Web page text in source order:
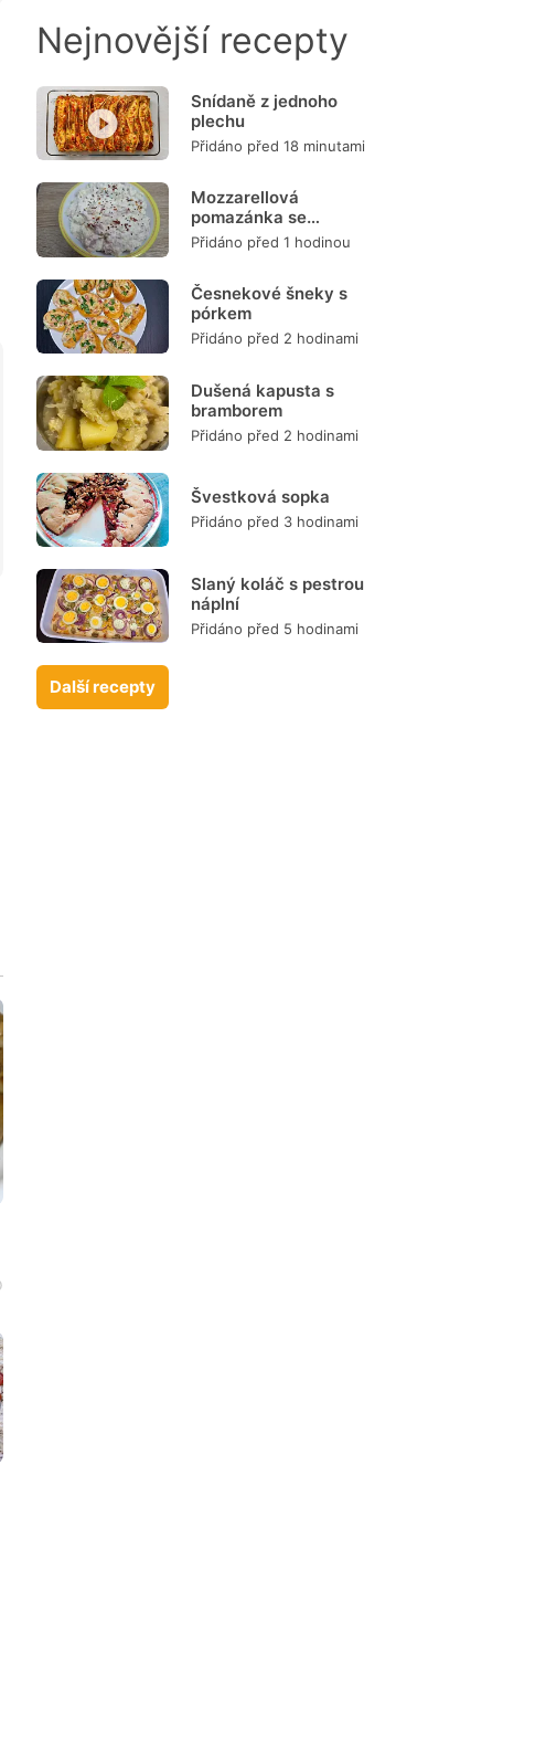
hodnocen
Nejnovější recepty
Snídaně z jednoho
plechu
Přidáno před 18 minutami
Mozzarellová
pomazánka se
šunkou
Přidáno před 1 hodinou
Česnekové šneky s
pórkem
Přidáno před 2 hodinami
Dušená kapusta s
bramborem
Přidáno před 2 hodinami
Švestková sopka
Přidáno před 3 hodinami
Slaný koláč s pestrou
náplní
Přidáno před 5 hodinami
Další recepty